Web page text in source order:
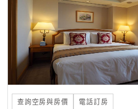
查詢空房與房價 電話訂房